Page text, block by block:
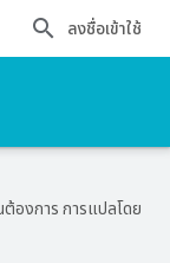
ลงชื่อเข้าใช้
ต้องการ การแปลโดย